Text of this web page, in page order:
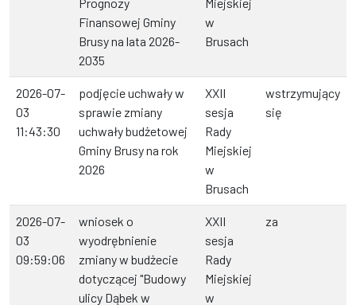
Finansowej Gminy
Brusy na lata 2026-
2035
w
Brusach
2026-07-
03
11:43:30
podjęcie uchwały w
sprawie zmiany
uchwały budżetowej
Gminy Brusy na rok
2026
XXII
sesja
Rady
Miejskiej
w
Brusach
wstrzymujący
się
2026-07-
03
09:59:06
wniosek o
wyodrębnienie
zmiany w budżecie
dotyczącej "Budowy
ulicy Dąbek w
XXII
sesja
Rady
Miejskiej
w
za